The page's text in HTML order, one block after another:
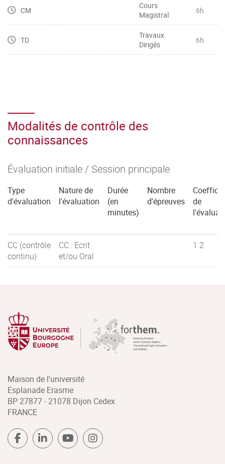
CM
Cours
Magistral
6h
TD
Travaux
Dirigés
6h
Modalités de contrôle des
connaissances
Évaluation initiale / Session principale
Type
d'évaluation
Nature de
l'évaluation
Durée
(en
minutes)
Nombre
d'épreuves
de
CC (contrôle
continu)
CC : Ecrit
et/ou Oral
1.2
Maison de l'université
Esplanade Erasme
BP 27877 - 21078 Dijon Cedex
FRANCE